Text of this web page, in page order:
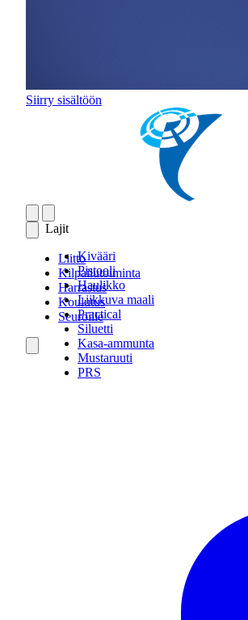
Siirry sisältöön
Lajit
Kivääri
Pistooli
Haulikko
Liikkuva maali
Practical
Siluetti
Kasa-ammunta
Mustaruuti
PRS
Liitto
Kilpailutoiminta
Harrastus
Koulutus
Seuroille